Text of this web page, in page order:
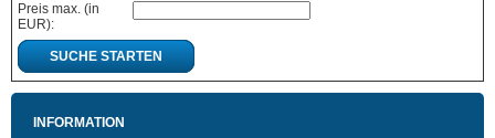
Preis max. (in
EUR):
SUCHE STARTEN
INFORMATION